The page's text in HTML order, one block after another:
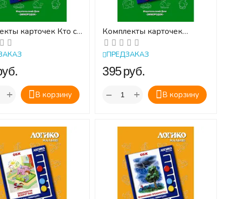
карточек Кто с
к планшету
Малыш
В корзину
+
Комплекты карточек
Насекомые к планшету
ЛОГИКО-Малыш
ПРЕДЗАКАЗ
‍395‍руб.
В корзину
+
−